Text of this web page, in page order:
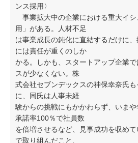
ンス採用〉
事業拡大中の企業における重大イ
用」がある。人材不足
は事業成長の鈍化に直結するだけに
には責任が重くのしか
かる。しかも、スタートアップ企業
スが少なくない。株
式会社セブンデックスの神保幸奈氏
に、同氏は人事未経
験からの挑戦にもかかわらず、いま
承諾率100％で社員数
を倍増させるなど、見事成功を収め
で取り組んだこと、